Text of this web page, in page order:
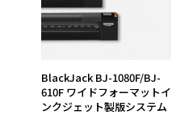
BlackJack BJ-1080F/BJ-
610F ワイドフォーマットイ
ンクジェット製版システム